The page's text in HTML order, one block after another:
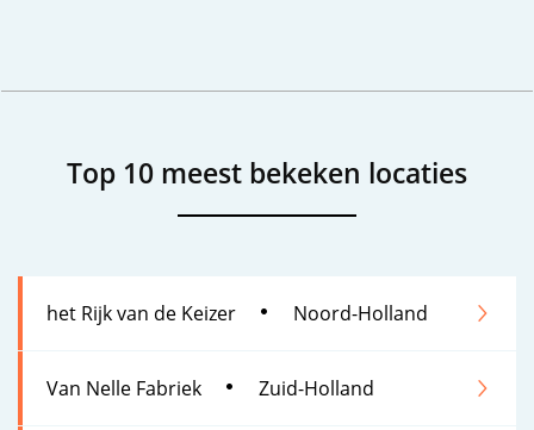
Top 10 meest bekeken locaties
het Rijk van de Keizer Noord-Holland
Van Nelle Fabriek Zuid-Holland